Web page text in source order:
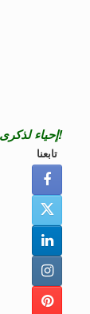
إحياء لذكرى الضحايا لن ندع موتهم يمر دون عقاب!
تابعنا